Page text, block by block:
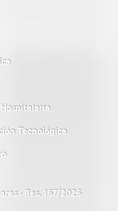
Tecnológica
· Res. 167/2026